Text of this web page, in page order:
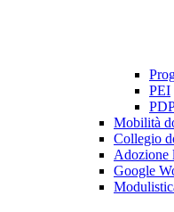
PEI
Mobilità
Collegio
Adozione
Google